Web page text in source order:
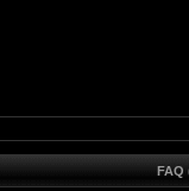
FAQ